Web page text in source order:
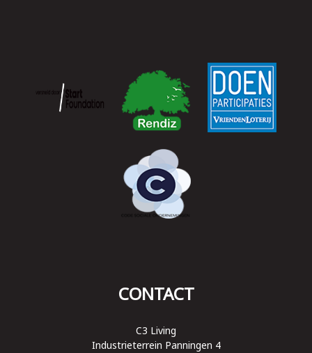
CONTACT
C3 Living
Industrieterrein Panningen 4